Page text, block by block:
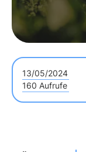
13/05/2024
160 Aufrufe